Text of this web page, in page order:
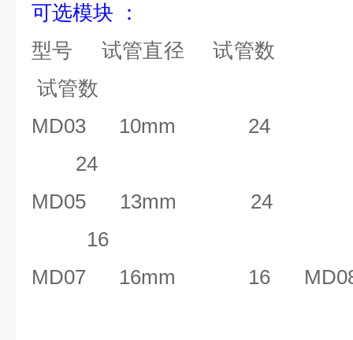
可选模块
：
型号
试管直径
试管数
试管数
MD03 10mm 24
24
MD05 13mm 24
16
MD07 16mm 16